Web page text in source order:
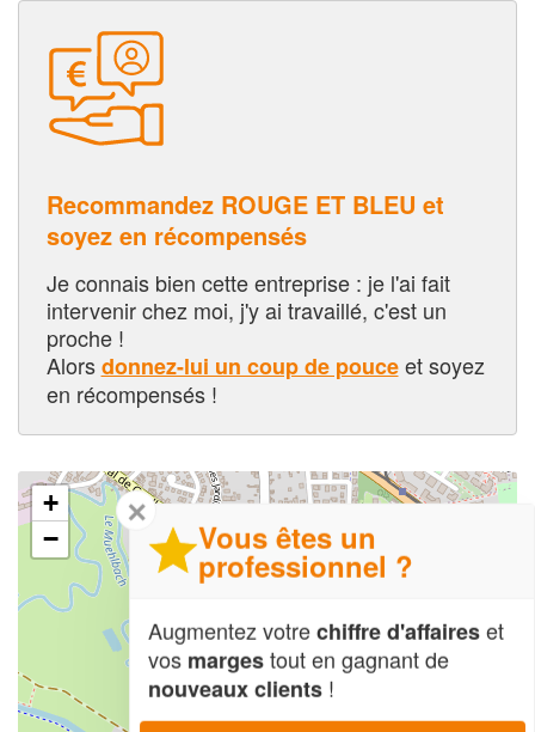
Recommandez ROUGE ET BLEU et
soyez en récompensés
Je connais bien cette entreprise : je l'ai fait
intervenir chez moi, j'y ai travaillé, c'est un
proche !
Alorsdonnez-lui un coup de pouceet soyez
en récompensés !
+
−
✕
Vous êtes un
professionnel ?
Augmentez votrechiffre d'affaireset
vos margestout en gagnant de
nouveaux clients !